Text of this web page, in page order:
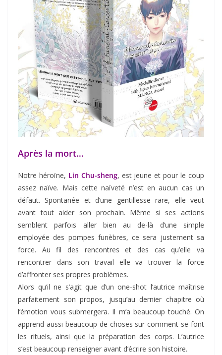
Après la mort…
Notre héroïne, Lin Chu-sheng, est jeune et pour le coup
assez naïve. Mais cette naïveté n’est en aucun cas un
défaut. Spontanée et d’une gentillesse rare, elle veut
avant tout aider son prochain. Même si ses actions
semblent parfois aller bien au de-là d’une simple
employée des pompes funèbres, ce sera justement sa
force. Au fil des rencontres et des cas qu’elle va
rencontrer dans son travail elle va trouver la force
d’affronter ses propres problèmes.
Alors qu’il ne s’agit que d’un one-shot l’autrice maîtrise
parfaitement son propos, jusqu’au dernier chapitre où
l’émotion vous submergera. Il m’a beaucoup touché. On
apprend aussi beaucoup de choses sur comment se font
les rituels, ainsi que la préparation des corps. L’autrice
s’est beaucoup renseigner avant d’écrire son histoire.